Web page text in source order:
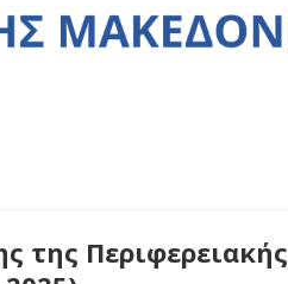
της Περιφερειακής